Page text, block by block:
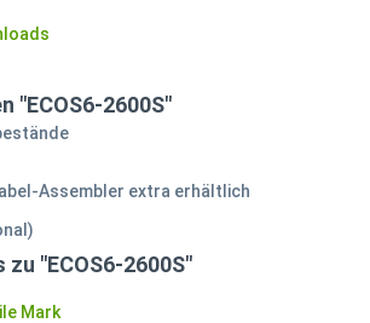
"ECOS6-2600S"
Assembler extra erhältlich
"ECOS6-2600S"
Mark